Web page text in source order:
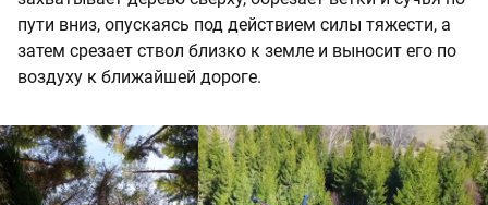
пути вниз, опускаясь под действием силы тяжести, а
затем срезает ствол близко к земле и выносит его по
воздуху к ближайшей дороге.